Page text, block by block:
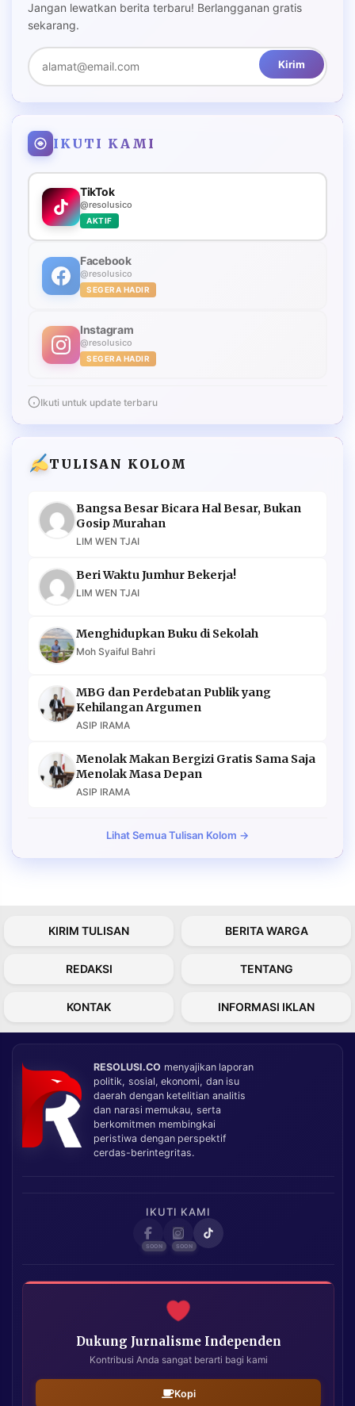
Jangan lewatkan berita terbaru! Berlangganan gratis
sekarang.
Kirim
IKUTI KAMI
TikTok
@resolusico
AKTIF
Facebook
@resolusico
SEGERA HADIR
Instagram
@resolusico
SEGERA HADIR
Ikuti untuk update terbaru
TULISAN KOLOM
Bangsa Besar Bicara Hal Besar, Bukan
Gosip Murahan
LIM WEN TJAI
Beri Waktu Jumhur Bekerja!
LIM WEN TJAI
Menghidupkan Buku di Sekolah
Moh Syaiful Bahri
MBG dan Perdebatan Publik yang
Kehilangan Argumen
ASIP IRAMA
Menolak Makan Bergizi Gratis Sama Saja
Menolak Masa Depan
ASIP IRAMA
Lihat Semua Tulisan Kolom →
KIRIM TULISAN BERITA WARGA
REDAKSI TENTANG
KONTAK INFORMASI IKLAN
RESOLUSI.CO menyajikan laporan
politik, sosial, ekonomi, dan isu
daerah dengan ketelitian analitis
dan narasi memukau, serta
berkomitmen membingkai
peristiwa dengan perspektif
cerdas-berintegritas.
IKUTI KAMI
Dukung Jurnalisme Independen
Kontribusi Anda sangat berarti bagi kami
Kopi